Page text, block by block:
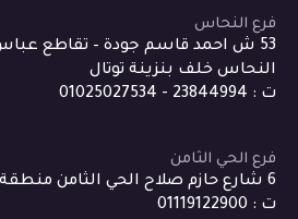
فرع النحاس
53 ش احمد قاسم جودة – تقاطع
النحاس خلف بنزينة توتال
ت : 23844994 - 01025027534
فرع الحي الثامن
6 شارع حازم صلاح الحي الثامن منطقة 11 بلوك 11 مدينة نصر.
ت : 01119122900